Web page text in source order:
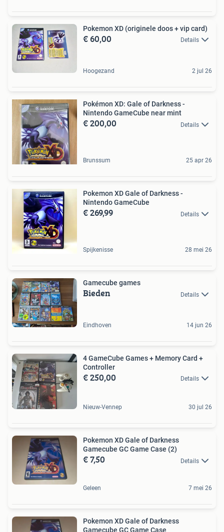
Pokemon XD (originele doos + vip card)
€ 60,00 Details
Hoogezand 2 jul 26
Pokémon XD: Gale of Darkness -
Nintendo GameCube near mint
€ 200,00 Details
Brunssum 25 apr 26
Pokemon XD Gale of Darkness -
Nintendo GameCube
€ 269,99 Details
Spijkenisse 28 mei 26
Gamecube games
Bieden Details
Eindhoven 14 jun 26
4 GameCube Games + Memory Card +
Controller
€ 250,00 Details
Nieuw-Vennep 30 jul 26
Pokemon XD Gale of Darkness
Gamecube GC Game Case (2)
€ 7,50 Details
Geleen 7 mei 26
Pokemon XD Gale of Darkness
Gamecube GC Game Case